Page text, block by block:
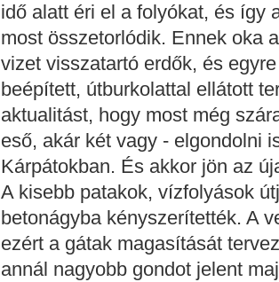
idő alatt éri el a folyókat, és így
most összetorlódik. Ennek oka
vizet visszatartó erdők, és
beépített, útburkolattal ellátott
aktualitást, hogy most még
eső, akár két vagy - elgondolni
Kárpátokban. És akkor jön az
A kisebb patakok, vízfolyások
betonágyba kényszerítették. A
ezért a gátak magasítását
annál nagyobb gondot jelent